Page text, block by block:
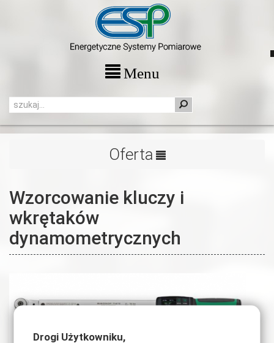
Drogi Użytkowniku,
Menu
Oferta
Wzorcowanie kluczy i
wkrętaków
dynamometrycznych